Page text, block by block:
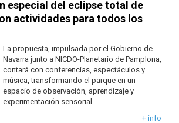
especial del eclipse total de
actividades para todos los
La propuesta, impulsada por el Gobierno de
Navarra junto a NICDO-Planetario de Pamplona,
contará con conferencias, espectáculos y
música, transformando el parque en un
espacio de observación, aprendizaje y
experimentación sensorial
+ info